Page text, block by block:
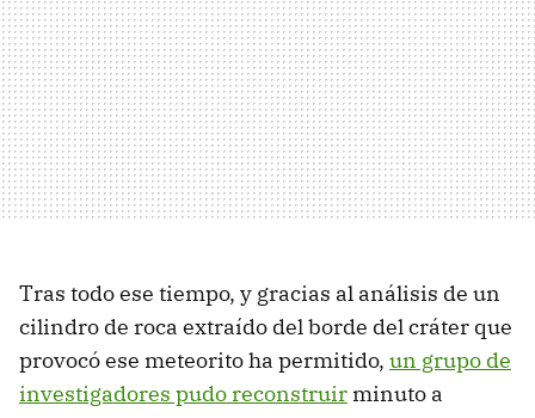
Tras todo ese tiempo, y gracias al análisis de un
cilindro de roca extraído del borde del cráter que
provocó ese meteorito ha permitido, un grupo de
investigadores pudo reconstruir minuto a